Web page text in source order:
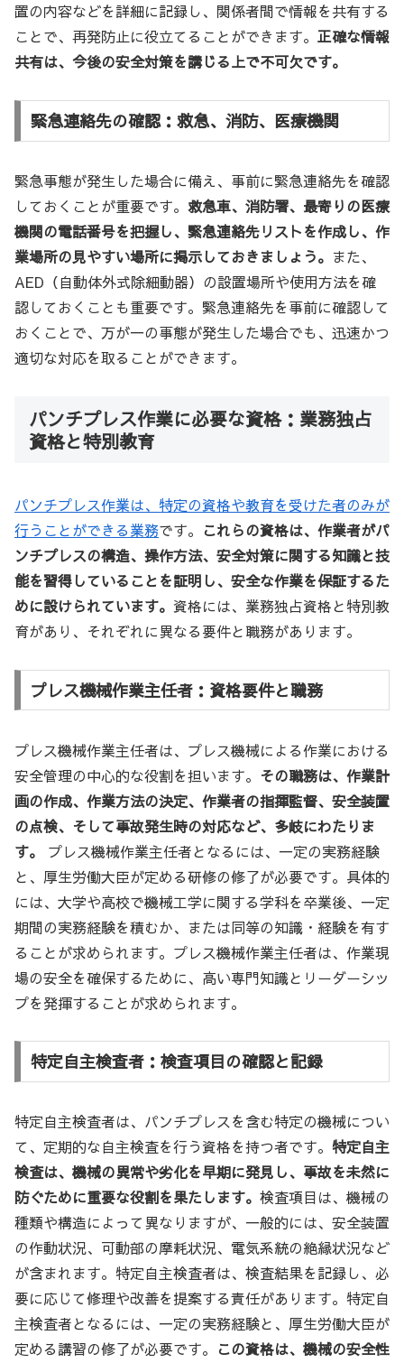
置の内容などを詳細に記録し、関係者間で情報を共有する
ことで、再発防止に役立てることができます。 正確な情報
共有は、今後の安全対策を講じる上で不可欠です。
緊急連絡先の確認：救急、消防、医療機関
緊急事態が発生した場合に備え、事前に緊急連絡先を確認
しておくことが重要です。 救急車、消防署、最寄りの医療
機関の電話番号を把握し、緊急連絡先リストを作成し、作
業場所の見やすい場所に掲示しておきましょう。 また、
AED（自動体外式除細動器）の設置場所や使用方法を確
認しておくことも重要です。緊急連絡先を事前に確認して
おくことで、万が一の事態が発生した場合でも、迅速かつ
適切な対応を取ることができます。
パンチプレス作業に必要な資格：業務独占
資格と特別教育
パンチプレス作業は、特定の資格や教育を受けた者のみが
行うことができる業務です。 これらの資格は、作業者がパ
ンチプレスの構造、操作方法、安全対策に関する知識と技
能を習得していることを証明し、安全な作業を保証するた
めに設けられています。 資格には、業務独占資格と特別教
育があり、それぞれに異なる要件と職務があります。
プレス機械作業主任者：資格要件と職務
プレス機械作業主任者は、プレス機械による作業における
安全管理の中心的な役割を担います。 その職務は、作業計
画の作成、作業方法の決定、作業者の指揮監督、安全装置
の点検、そして事故発生時の対応など、多岐にわたりま
す。
プレス機械作業主任者となるには、一定の実務経験
と、厚生労働大臣が定める研修の修了が必要です。具体的
には、大学や高校で機械工学に関する学科を卒業後、一定
期間の実務経験を積むか、または同等の知識・経験を有す
ることが求められます。プレス機械作業主任者は、作業現
場の安全を確保するために、高い専門知識とリーダーシッ
プを発揮することが求められます。
特定自主検査者：検査項目の確認と記録
特定自主検査者は、パンチプレスを含む特定の機械につい
て、定期的な自主検査を行う資格を持つ者です。 特定自主
検査は、機械の異常や劣化を早期に発見し、事故を未然に
防ぐために重要な役割を果たします。 検査項目は、機械の
種類や構造によって異なりますが、一般的には、安全装置
の作動状況、可動部の摩耗状況、電気系統の絶縁状況など
が含まれます。特定自主検査者は、検査結果を記録し、必
要に応じて修理や改善を提案する責任があります。特定自
主検査者となるには、一定の実務経験と、厚生労働大臣が
定める講習の修了が必要です。 この資格は、機械の安全性